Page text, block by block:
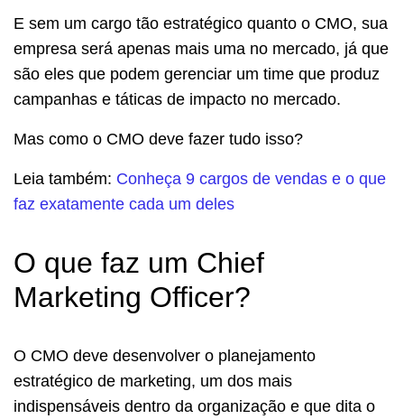
E sem um cargo tão estratégico quanto o CMO, sua
empresa será apenas mais uma no mercado, já que
são eles que podem gerenciar um time que produz
campanhas e táticas de impacto no mercado.
Mas como o CMO deve fazer tudo isso?
Leia também: Conheça 9 cargos de vendas e o que
faz exatamente cada um deles
O que faz um Chief
Marketing Officer?
O CMO deve desenvolver o planejamento
estratégico de marketing, um dos mais
indispensáveis dentro da organização e que dita o